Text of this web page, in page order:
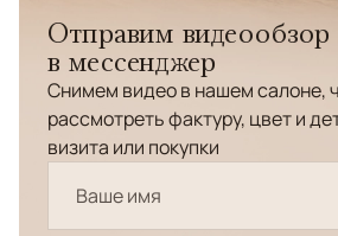
Отправим видеообзор
в мессенджер
Снимем видео в нашем салоне,
рассмотреть фактуру, цвет и
визита или покупки